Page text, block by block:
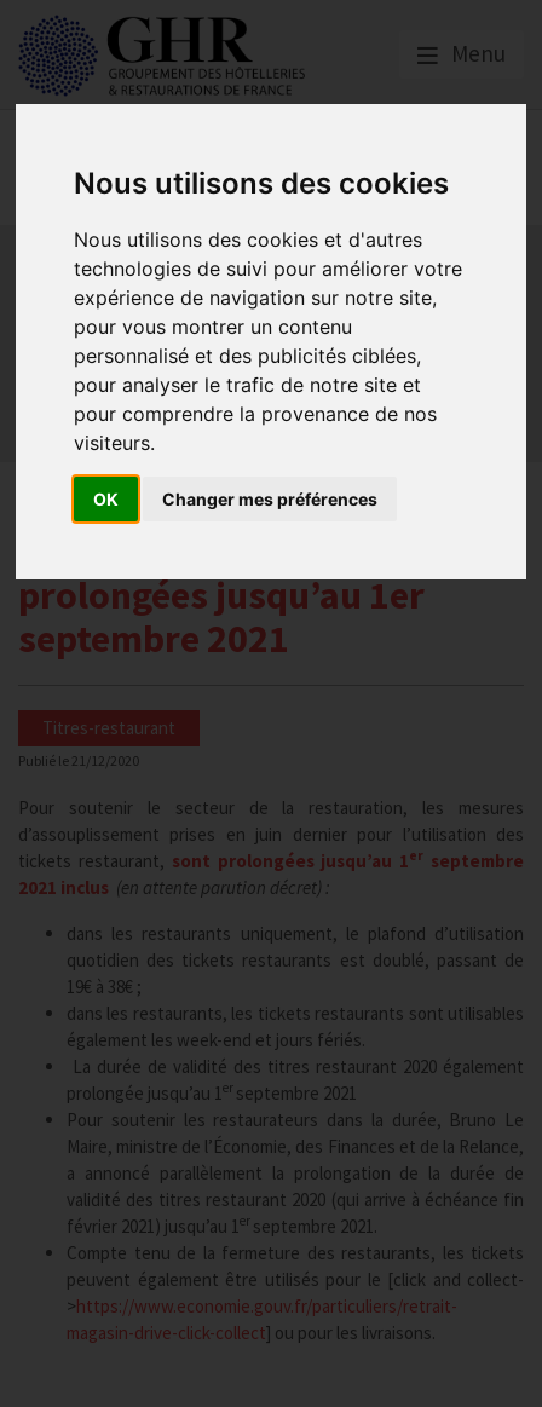
Nous utilisons des cookies
Nous utilisons des cookies et d'autres
technologies de suivi pour améliorer votre
expérience de navigation sur notre site,
pour vous montrer un contenu
personnalisé et des publicités ciblées,
pour analyser le trafic de notre site et
pour comprendre la provenance de nos
visiteurs.
OK Changer mes préférences
Menu
fiscalité
Bail commercial Hygiène La SACEM et la SPRE
Les formations obligatoires
Les obligations dans les débits de boissons et les
discothèques
Les obligations dans les hôtels
Les obligations dans les restaurants
Sécurité et Accessibilité
Tickets restaurants : les
prolongées jusqu’au 1er
septembre 2021
Titres-restaurant
Publié le 21/12/2020
Pour soutenir le secteur de la restauration, les mesures
d’assouplissement prises en juin dernier pour l’utilisation des
tickets restaurant, sont prolongées jusqu’au 1er septembre
2021 inclus (en attente parution décret) :
dans les restaurants uniquement, le plafond d’utilisation
quotidien des tickets restaurants est doublé, passant de
19€ à 38€ ;
dans les restaurants, les tickets restaurants sont utilisables
également les week-end et jours fériés.
La durée de validité des titres restaurant 2020 également
prolongée jusqu’au 1er septembre 2021
Pour soutenir les restaurateurs dans la durée, Bruno Le
Maire, ministre de l’Économie, des Finances et de la Relance,
a annoncé parallèlement la prolongation de la durée de
validité des titres restaurant 2020 (qui arrive à échéance fin
février 2021) jusqu’au 1er septembre 2021.
Compte tenu de la fermeture des restaurants, les tickets
peuvent également être utilisés pour le [click and collect-
>https://www.economie.gouv.fr/particuliers/retrait-
magasin-drive-click-collect] ou pour les livraisons.